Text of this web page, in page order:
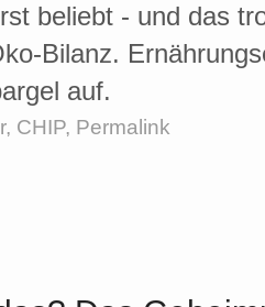
beliebt - und das
Bilanz.
auf.
CHIP, Permalink